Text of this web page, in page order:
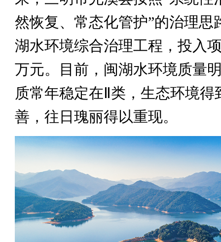
然恢复、常态化管护”的治理思
湖水环境综合治理工程，投入
万元。目前，闽湖水环境质量
质常年稳定在Ⅱ类，生态环境得
善，往日瑰丽得以重现。